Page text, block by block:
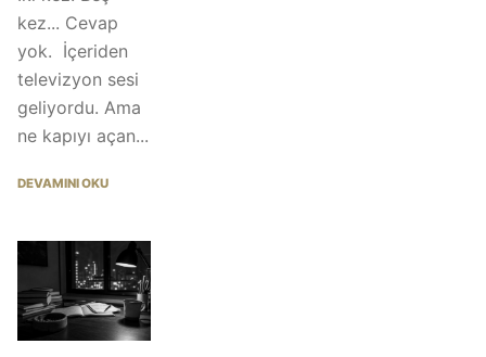
kez... Cevap
yok. İçeriden
televizyon sesi
geliyordu. Ama
ne kapıyı açan...
DEVAMINI OKU